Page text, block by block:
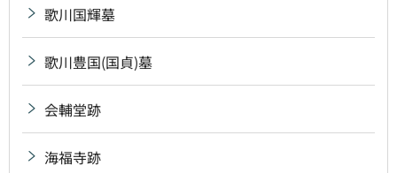
歌川国輝墓
歌川豊国(国貞)墓
会輔堂跡
海福寺跡